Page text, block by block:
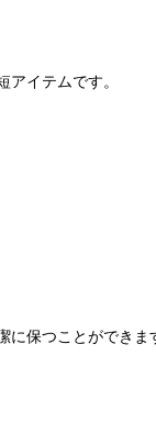
イテムです。
に保つことができま